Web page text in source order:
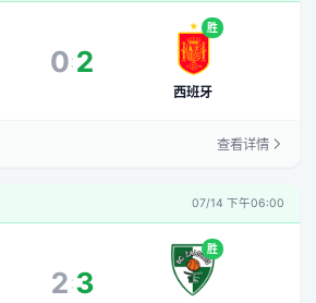
0:2
胜
西班牙
查看详情
07/14 下午06:00
2:3
胜